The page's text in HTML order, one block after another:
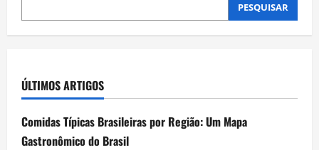
PESQUISAR
ÚLTIMOS ARTIGOS
Comidas Típicas Brasileiras por Região: Um Mapa
Gastronômico do Brasil